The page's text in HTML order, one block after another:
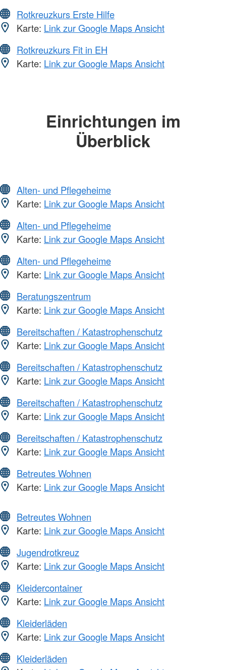
Rotkreuzkurs Erste Hilfe
Karte: Link zur Google Maps Ansicht
Rotkreuzkurs Fit in EH
Karte: Link zur Google Maps Ansicht
Einrichtungen im
Überblick
Alten- und Pflegeheime
Karte: Link zur Google Maps Ansicht
Alten- und Pflegeheime
Karte: Link zur Google Maps Ansicht
Alten- und Pflegeheime
Karte: Link zur Google Maps Ansicht
Beratungszentrum
Karte: Link zur Google Maps Ansicht
Bereitschaften / Katastrophenschutz
Karte: Link zur Google Maps Ansicht
Bereitschaften / Katastrophenschutz
Karte: Link zur Google Maps Ansicht
Bereitschaften / Katastrophenschutz
Karte: Link zur Google Maps Ansicht
Bereitschaften / Katastrophenschutz
Karte: Link zur Google Maps Ansicht
Betreutes Wohnen
Karte: Link zur Google Maps Ansicht
Betreutes Wohnen
Karte: Link zur Google Maps Ansicht
Jugendrotkreuz
Karte: Link zur Google Maps Ansicht
Kleidercontainer
Karte: Link zur Google Maps Ansicht
Kleiderläden
Karte: Link zur Google Maps Ansicht
Kleiderläden